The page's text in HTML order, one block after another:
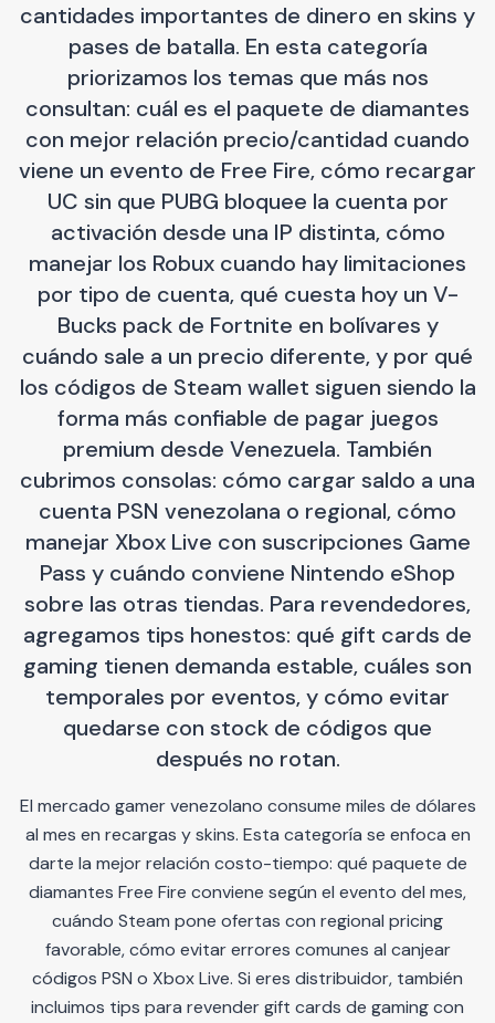
cantidades importantes de dinero en skins y
pases de batalla. En esta categoría
priorizamos los temas que más nos
consultan: cuál es el paquete de diamantes
con mejor relación precio/cantidad cuando
viene un evento de Free Fire, cómo recargar
UC sin que PUBG bloquee la cuenta por
activación desde una IP distinta, cómo
manejar los Robux cuando hay limitaciones
por tipo de cuenta, qué cuesta hoy un V-
Bucks pack de Fortnite en bolívares y
cuándo sale a un precio diferente, y por qué
los códigos de Steam wallet siguen siendo la
forma más confiable de pagar juegos
premium desde Venezuela. También
cubrimos consolas: cómo cargar saldo a una
cuenta PSN venezolana o regional, cómo
manejar Xbox Live con suscripciones Game
Pass y cuándo conviene Nintendo eShop
sobre las otras tiendas. Para revendedores,
agregamos tips honestos: qué gift cards de
gaming tienen demanda estable, cuáles son
temporales por eventos, y cómo evitar
quedarse con stock de códigos que
después no rotan.
El mercado gamer venezolano consume miles de dólares
al mes en recargas y skins. Esta categoría se enfoca en
darte la mejor relación costo-tiempo: qué paquete de
diamantes Free Fire conviene según el evento del mes,
cuándo Steam pone ofertas con regional pricing
favorable, cómo evitar errores comunes al canjear
códigos PSN o Xbox Live. Si eres distribuidor, también
incluimos tips para revender gift cards de gaming con